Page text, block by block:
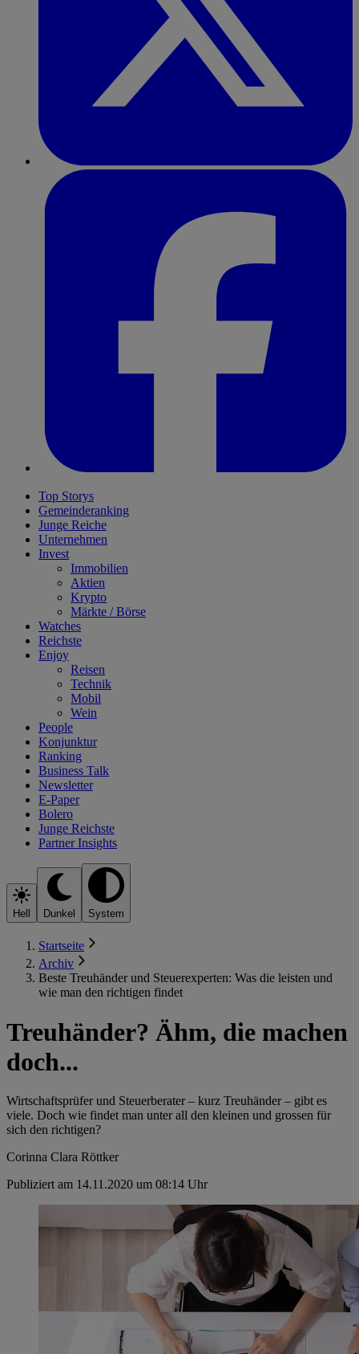
Top Storys
Gemeinderanking
Junge Reiche
Unternehmen
Invest
Immobilien
Aktien
Krypto
Märkte / Börse
Watches
Reichste
Enjoy
Reisen
Technik
Mobil
Wein
People
Konjunktur
Ranking
Business Talk
Newsletter
E-Paper
Bolero
Junge Reichste
Partner Insights
Hell Dunkel System
Startseite
Archiv
Beste Treuhänder und Steuerexperten: Was die leisten und
wie man den richtigen findet
Treuhänder? Ähm, die machen
doch...
Wirtschaftsprüfer und Steuerberater – kurz Treuhänder – gibt es
viele. Doch wie findet man unter all den kleinen und grossen für
sich den richtigen?
Corinna Clara Röttker
Publiziert am 14.11.2020 um 08:14 Uhr